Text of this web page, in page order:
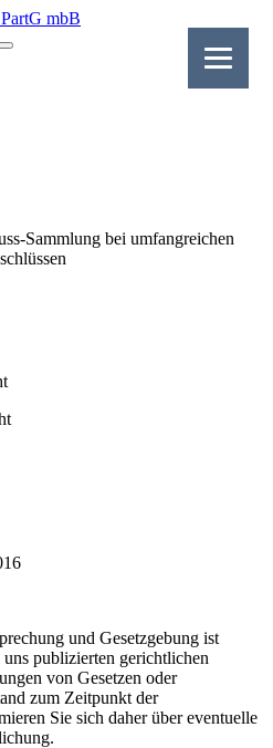
Sammlung bei umfangreichen
und Gesetzgebung ist
publizierten gerichtlichen
von Gesetzen oder
zum Zeitpunkt der
Sie sich daher über eventuelle